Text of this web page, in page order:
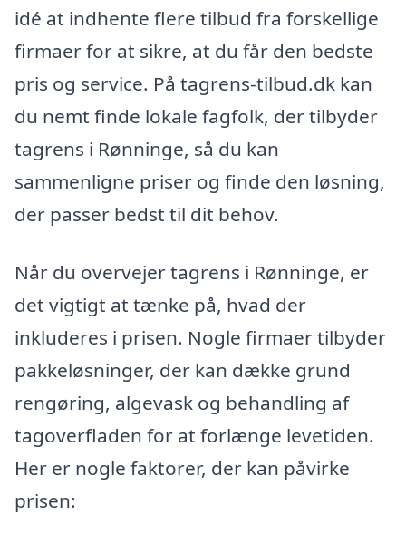
idé at indhente flere tilbud fra forskellige
firmaer for at sikre, at du får den bedste
pris og service. På tagrens-tilbud.dk kan
du nemt finde lokale fagfolk, der tilbyder
tagrens i Rønninge, så du kan
sammenligne priser og finde den løsning,
der passer bedst til dit behov.
Når du overvejer tagrens i Rønninge, er
det vigtigt at tænke på, hvad der
inkluderes i prisen. Nogle firmaer tilbyder
pakkeløsninger, der kan dække grund
rengøring, algevask og behandling af
tagoverfladen for at forlænge levetiden.
Her er nogle faktorer, der kan påvirke
prisen: